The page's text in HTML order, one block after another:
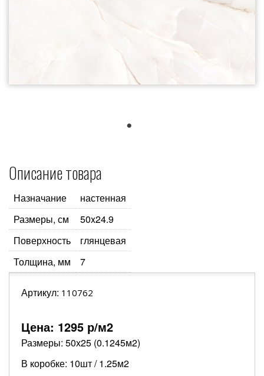
Описание товара
Назначание
настенная
Размеры, см
50x24.9
Поверхность
глянцевая
Толщина, мм
7
Артикул: 110762
Цена: 1295 р/м2
Размеры: 50х25 (0.1245м2)
В коробке: 10шт / 1.25м2